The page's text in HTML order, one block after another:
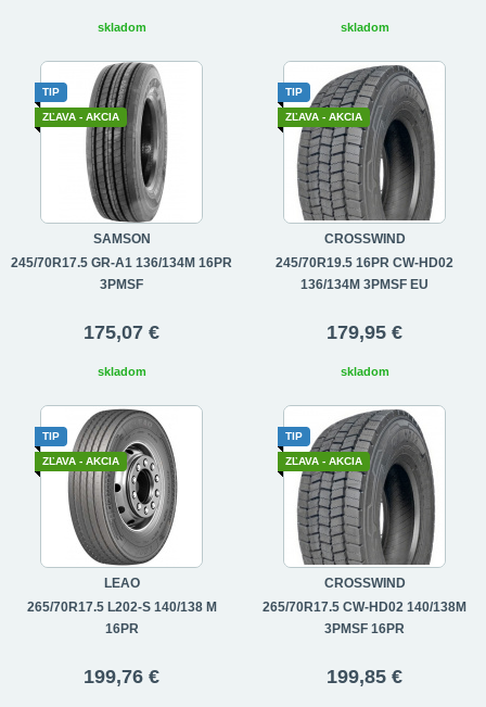
skladom skladom
SAMSON
245/70R17.5 GR-A1 136/134M 16PR
3PMSF
TIP
ZĽAVA - AKCIA
175,07 €
skladom
CROSSWIND
245/70R19.5 16PR CW-HD02
136/134M 3PMSF EU
TIP
ZĽAVA - AKCIA
179,95 €
skladom
LEAO
265/70R17.5 L202-S 140/138 M
16PR
TIP
ZĽAVA - AKCIA
199,76 €
CROSSWIND
265/70R17.5 CW-HD02 140/138M
3PMSF 16PR
TIP
ZĽAVA - AKCIA
199,85 €